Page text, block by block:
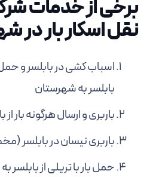
برخی از خدمات
نقل اسکار بار در
اسباب کشی در بابلسر و
بابلسر به شهرستان
باربری و ارسال هرگونه بار
باربری نیسان در بابلسر
حمل بار با تریلی از بابلسر